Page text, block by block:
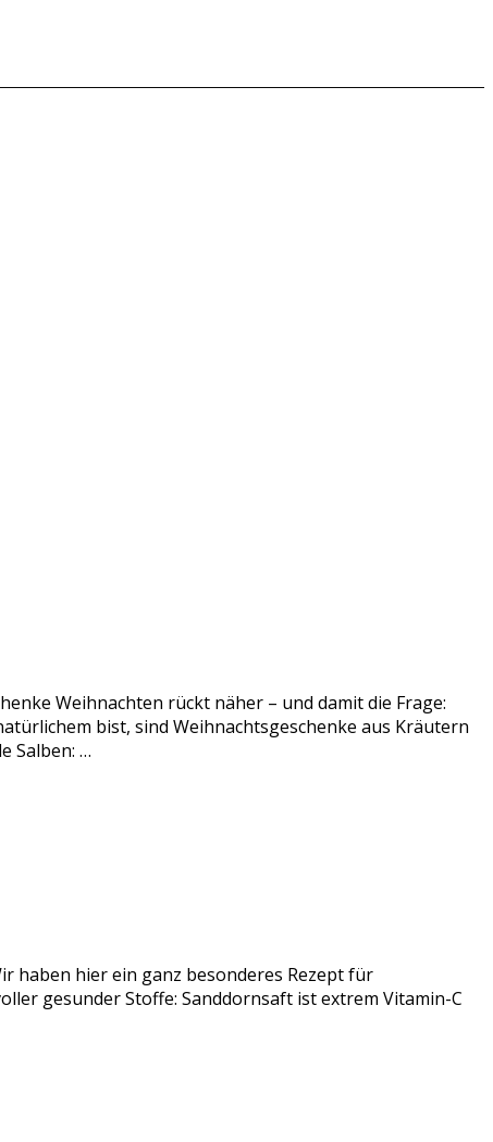
Weihnachten rückt näher – und damit die Frage:
bist, sind Weihnachtsgeschenke aus Kräutern
Salben: …
haben hier ein ganz besonderes Rezept für
gesunder Stoffe: Sanddornsaft ist extrem Vitamin-C